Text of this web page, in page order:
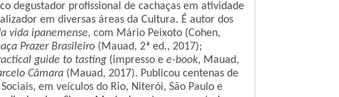
degustador profissional de cachaças em atividade
em diversas áreas da Cultura. É autor dos
vida ipanemense, com Mário Peixoto (Cohen,
Prazer Brasileiro (Mauad, 2ª ed., 2017);
guide to tasting (impresso e e-book, Mauad,
Câmara (Mauad, 2017). Publicou centenas de
em veículos do Rio, Niterói, São Paulo e